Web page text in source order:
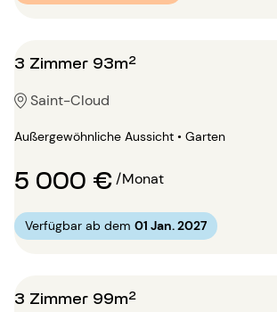
3 Zimmer 93m²
Saint-Cloud
Außergewöhnliche Aussicht • Garten
5 000 €/Monat
Verfügbar ab dem 01 Jan. 2027
3 Zimmer 99m²